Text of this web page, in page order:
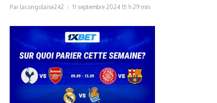
Par lacongolaise242 11 septembre 2024 15 h 29 min